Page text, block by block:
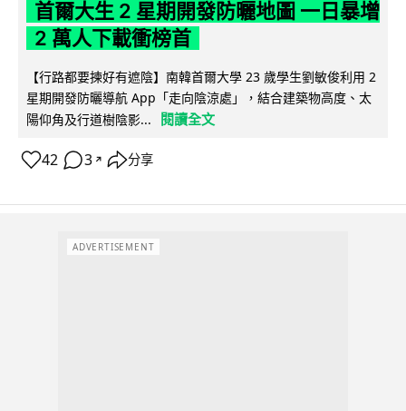
首爾大生 2 星期開發防曬地圖 一日暴增
2 萬人下載衝榜首
【行路都要揀好有遮陰】南韓首爾大學 23 歲學生劉敏俊利用 2
星期開發防曬導航 App「走向陰涼處」，結合建築物高度、太
陽仰角及行道樹陰影...
閱讀全文
42 3 ↗ 分享
ADVERTISEMENT